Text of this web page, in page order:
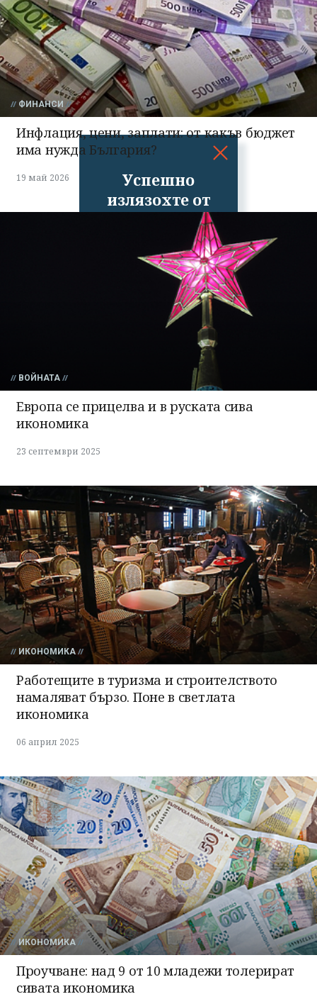
Успешно
излязохте от
профила си!
ФИНАНСИ
Инфлация, цени, заплати: от какъв бюджет
има нужда България?
19 май 2026
ВОЙНАТА
Европа се прицелва и в руската сива
икономика
23 септември 2025
ИКОНОМИКА
Работещите в туризма и строителството
намаляват бързо. Поне в светлата
икономика
06 април 2025
ИКОНОМИКА
Проучване: над 9 от 10 младежи толерират
сивата икономика